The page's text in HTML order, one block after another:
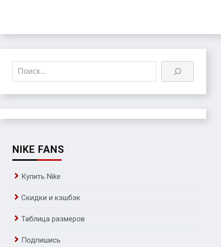
Поиск
NIKE FANS
Купить Nike
Скидки и кэшбэк
Таблица размеров
Подпишись